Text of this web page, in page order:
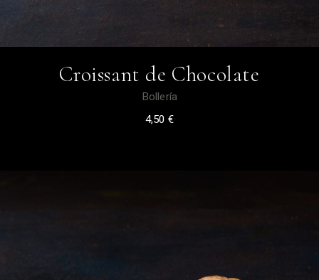
Croissant de Chocolate
Bollería
4,50 €